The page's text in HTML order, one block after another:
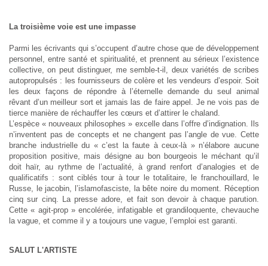
La troisième voie est une impasse
Parmi les écrivants qui s’occupent d’autre chose que de développement
personnel, entre santé et spiritualité, et prennent au sérieux l’existence
collective, on peut distinguer, me semble-t-il, deux variétés de scribes
autopropulsés : les fournisseurs de colère et les vendeurs d’espoir. Soit
les deux façons de répondre à l’éternelle demande du seul animal
rêvant d’un meilleur sort et jamais las de faire appel. Je ne vois pas de
tierce manière de réchauffer les cœurs et d’attirer le chaland.
L’espèce « nouveaux philosophes » excelle dans l’offre d’indignation. Ils
n’inventent pas de concepts et ne changent pas l’angle de vue. Cette
branche industrielle du « c’est la faute à ceux-là » n’élabore aucune
proposition positive, mais désigne au bon bourgeois le méchant qu’il
doit haïr, au rythme de l’actualité, à grand renfort d’analogies et de
qualificatifs : sont ciblés tour à tour le totalitaire, le franchouillard, le
Russe, le jacobin, l’islamofasciste, la bête noire du moment. Réception
cinq sur cinq. La presse adore, et fait son devoir à chaque parution.
Cette « agit-prop » encolérée, infatigable et grandiloquente, chevauche
la vague, et comme il y a toujours une vague, l’emploi est garanti.
SALUT L'ARTISTE